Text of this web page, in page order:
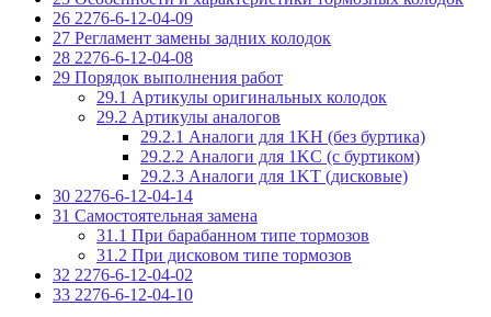
26 2276-6-12-04-09
27 Регламент замены задних колодок
28 2276-6-12-04-08
29 Порядок выполнения работ
29.1 Артикулы оригинальных колодок
29.2 Артикулы аналогов
29.2.1 Аналоги для 1KH (без буртика)
29.2.2 Аналоги для 1KC (с буртиком)
29.2.3 Аналоги для 1KT (дисковые)
30 2276-6-12-04-14
31 Самостоятельная замена
31.1 При барабанном типе тормозов
31.2 При дисковом типе тормозов
32 2276-6-12-04-02
33 2276-6-12-04-10